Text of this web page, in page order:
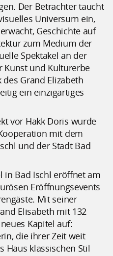
Der Betrachter taucht
Universum ein,
Geschichte auf
zum Medium der
Spektakel an der
Kunst und Kulturerbe
Grand Elizabeth
ein einzigartiges
vor Hakk Doris wurde
mit dem
und der Stadt Bad
in Bad Ischl eröffnet am
Eröffnungsevents
Mit seiner
Elisabeth mit 132
Kapitel auf:
die ihrer Zeit weit
Haus klassischen Stil